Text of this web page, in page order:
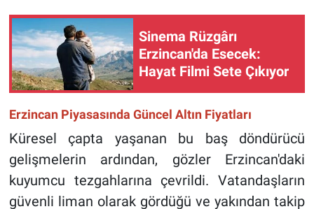
Sinema Rüzgârı
Erzincan'da Esecek:
Hayat Filmi Sete Çıkıyor
Erzincan Piyasasında Güncel Altın Fiyatları
Küresel çapta yaşanan bu baş döndürücü
gelişmelerin ardından, gözler Erzincan'daki
kuyumcu tezgahlarına çevrildi. Vatandaşların
güvenli liman olarak gördüğü ve yakından takip